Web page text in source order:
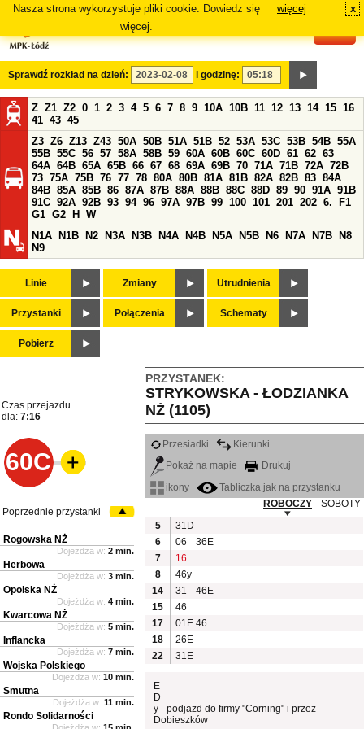
Nasza strona wykorzystuje pliki cookie. Dowiedz się
więcej.
więcej x
Sprawdź rozkład na dzień: i godzinę:
Z Z1 Z2 0 1 2 3 4 5 6 7 8 9 10A 10B 11 12 13 14 15 16
41 43 45
Z3 Z6 Z13 Z43 50A 50B 51A 51B 52 53A 53C 53B 54B 55A
55B 55C 56 57 58A 58B 59 60A 60B 60C 60D 61 62 63
64A 64B 65A 65B 66 67 68 69A 69B 70 71A 71B 72A 72B
73 75A 75B 76 77 78 80A 80B 81A 81B 82A 82B 83 84A
84B 85A 85B 86 87A 87B 88A 88B 88C 88D 89 90 91A 91B
91C 92A 92B 93 94 96 97A 97B 99 100 101 201 202 6.
F1
G1 G2 H
W
N1A
N1B N2 N3A N3B N4A N4B N5A N5B N6 N7A N7B
N8
N9
Linie Zmiany Utrudnienia
Przystanki Połączenia Schematy
Pobierz
PRZYSTANEK:
STRYKOWSKA - ŁODZIANKA
NŻ (1105)
Czas przejazdu
dla: 7:16
60C
Przesiadki
Kierunki
Pokaż na mapie
Drukuj
ikony
Tabliczka jak na przystanku
ROBOCZY
SOBOTY
5
31D
6
06
36E
7
16
8
46y
14
31
46E
15
46
17
01E 46
18
26E
22
31E
E
D
y - podjazd do firmy "Corning" i przez
Dobieszków
Poprzednie przystanki
Rogowska NŻ
Dojeżdża w: 2 min.
Herbowa
Dojeżdża w: 3 min.
Opolska NŻ
Dojeżdża w: 4 min.
Kwarcowa NŻ
Dojeżdża w: 5 min.
Inflancka
Dojeżdża w: 7 min.
Wojska Polskiego
Dojeżdża w: 10 min.
Smutna
Dojeżdża w: 11 min.
Rondo Solidarności